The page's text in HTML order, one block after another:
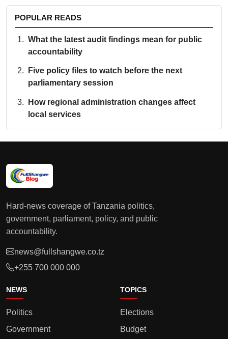
POPULAR READS
What the latest audit findings mean for public
accountability
Five policy files to watch before the next
parliamentary session
How regional administration changes affect
local services
Hard-news coverage of Tanzania politics,
government, parliament, policy, and public
accountability.
news@fullshangwe.co.tz
+255 700 000 000
NEWS
Politics
Government
TOPICS
Elections
Budget